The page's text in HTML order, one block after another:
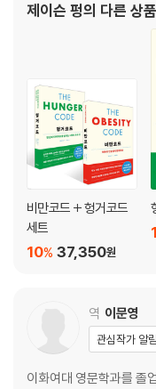
제이슨 펑의 다른 상품
비만코드 + 헝거코드
세트
37,350원
10%
역 이문영
관심작가 알
이화여대 영문학과를 졸